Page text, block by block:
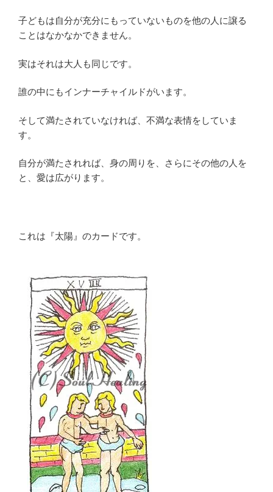
子どもは自分が充分にもっていないものを他の人に譲る
ことはなかなかできません。
実はそれは大人も同じです。
誰の中にもインナーチャイルドがいます。
そして満たされていなければ、不満な表情をしていま
す。
自分が満たされれば、身の周りを、さらにその他の人を
と、愛は広がります。
これは『太陽』のカードです。